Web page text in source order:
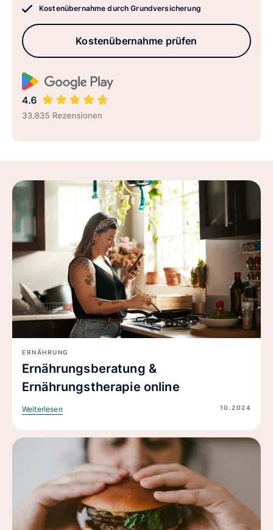
Kostenübernahme durch Grundversicherung
Kostenübernahme prüfen
ERNÄHRUNG
Ernährungsberatung &
Ernährungstherapie online
Weiterlesen 10.2024